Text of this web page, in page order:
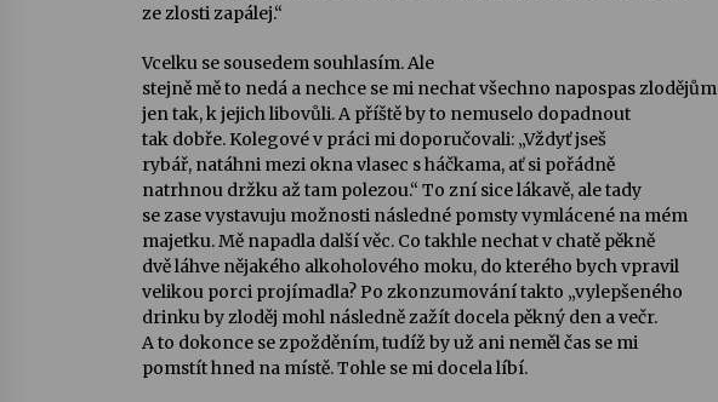
ze zlosti zapálej.“
Vcelku se sousedem souhlasím. Ale
stejně mě to nedá a nechce se mi nechat všechno napospas zlodějům
jen tak, k jejich libovůli. A příště by to nemuselo dopadnout
tak dobře. Kolegové v práci mi doporučovali: „Vždyť jseš
rybář, natáhni mezi okna vlasec s háčkama, ať si pořádně
natrhnou držku až tam polezou.“ To zní sice lákavě, ale tady
se zase vystavuju možnosti následné pomsty vymlácené na mém
majetku. Mě napadla další věc. Co takhle nechat v chatě pěkně
dvě láhve nějakého alkoholového moku, do kterého bych vpravil
velikou porci projímadla? Po zkonzumování takto „vylepšeného
drinku by zloděj mohl následně zažít docela pěkný den a večr.
A to dokonce se zpožděním, tudíž by už ani neměl čas se mi
pomstít hned na místě. Tohle se mi docela líbí.